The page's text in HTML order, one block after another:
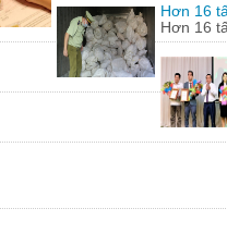
Hơn 16
Hơn 16